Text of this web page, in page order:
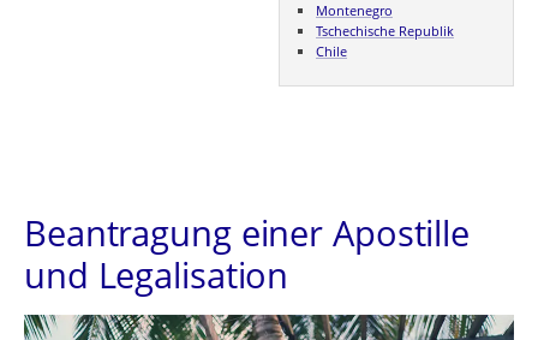
Montenegro
Tschechische Republik
Chile
Beantragung einer Apostille
und Legalisation